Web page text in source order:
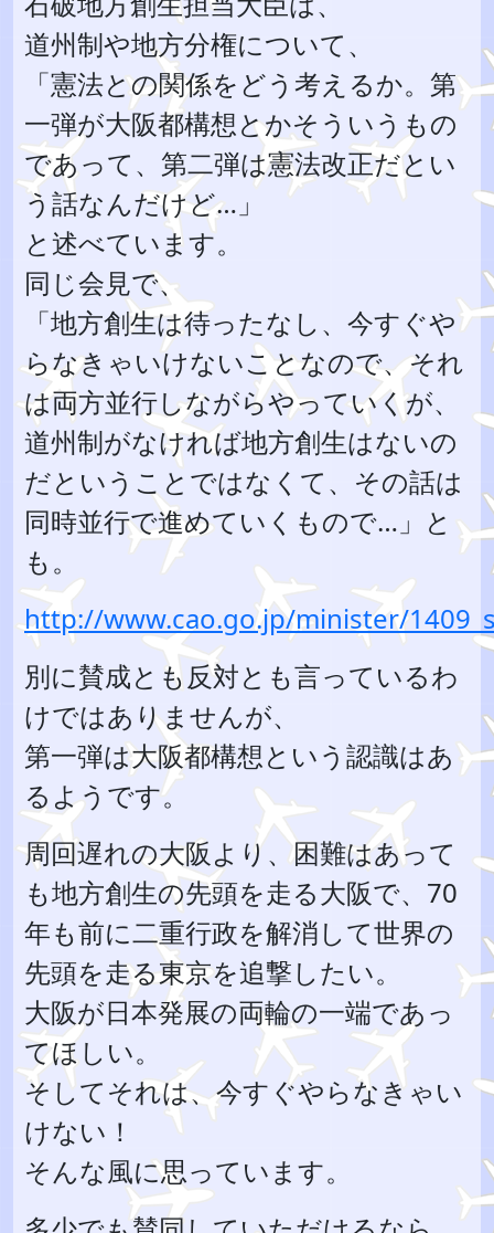
道州制や地方分権について、
「憲法との関係をどう考えるか。第
一弾が大阪都構想とかそういうもの
であって、第二弾は憲法改正だとい
う話なんだけど…」
と述べています。
同じ会見で、
「地方創生は待ったなし、今すぐや
らなきゃいけないことなので、それ
は両方並行しながらやっていくが、
道州制がなければ地方創生はないの
だということではなくて、その話は
同時並行で進めていくもので…」と
も。
http://www.cao.go.jp/minister/
別に賛成とも反対とも言っているわ
けではありませんが、
第一弾は大阪都構想という認識はあ
るようです。
周回遅れの大阪より、困難はあって
も地方創生の先頭を走る大阪で、70
年も前に二重行政を解消して世界の
先頭を走る東京を追撃したい。
大阪が日本発展の両輪の一端であっ
てほしい。
そしてそれは、今すぐやらなきゃい
けない！
そんな風に思っています。